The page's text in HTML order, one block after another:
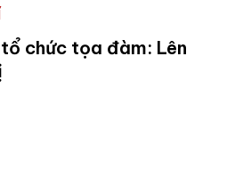
chức tọa đàm: Lên